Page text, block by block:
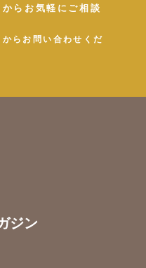
らお気軽にご相談
らお問い合わせくだ
ジン